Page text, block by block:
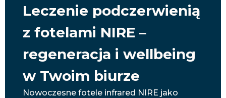
Leczenie podczerwienią
z fotelami NIRE –
regeneracja i wellbeing
w Twoim biurze
Nowoczesne fotele infrared NIRE jako